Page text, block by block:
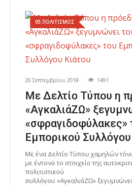
05.ΠΟΛΙΤΙΣΜΟΣ
20 Σεπτεμβρίου 2018 1491
Με Δελτίο Τύπου η
«AγκαλιάΖΩ»
«σφραγιδοφύλακες»
Εμπορικού
Με ένα Δελτίο Τύπου χαμηλών
με έντονο το στοιχείο της
πολιτιστικού
συλλόγου «AγκαλιάΖΩ»